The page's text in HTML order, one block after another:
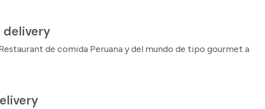
delivery
de comida Peruana y del mundo de tipo gourmet a